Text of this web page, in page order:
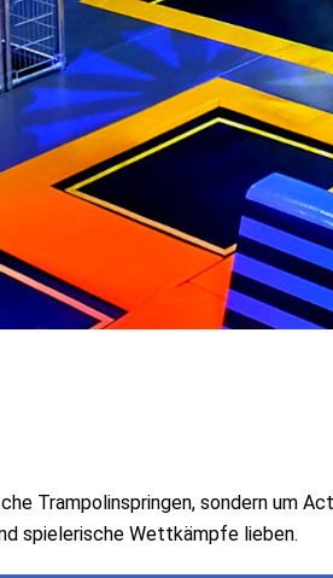
Trampolinspringen, sondern
spielerische Wettkämpfe lieben.